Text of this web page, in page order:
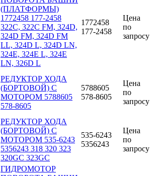
(ПЛАТФОРМЫ)
1772458 177-2458
322C, 322C FM, 324D,
324D FM, 324D FM
LL, 324D L, 324D LN,
324E, 324E L, 324E
LN, 326D L
1772458
177-2458
Цена
по
запросу
РЕДУКТОР ХОДА
(БОРТОВОЙ) С
МОТОРОМ 5788605
578-8605
5788605
578-8605
Цена
по
запросу
РЕДУКТОР ХОДА
(БОРТОВОЙ) С
МОТОРОМ 535-6243
5356243 318 320 323
320GC 323GC
535-6243
5356243
Цена
по
запросу
ГИДРОМОТОР